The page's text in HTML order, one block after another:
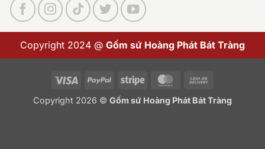
Copyright 2024 @ Gốm sứ Hoàng Phát Bát Tràng
Visa PayPal Stripe MasterCard
Delivery
Copyright 2026 © Gốm sứ Hoàng Phát Bát Tràng